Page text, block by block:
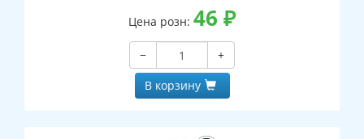
Цена розн: 46 ₽
−
+
В корзину